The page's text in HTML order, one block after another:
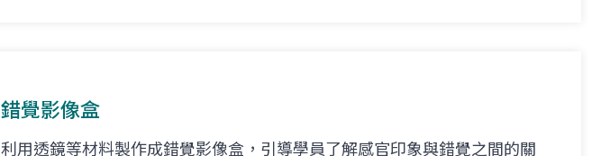
錯覺影像盒
利用透鏡等材料製作成錯覺影像盒，引導學員了解感官印象與錯覺之間的關